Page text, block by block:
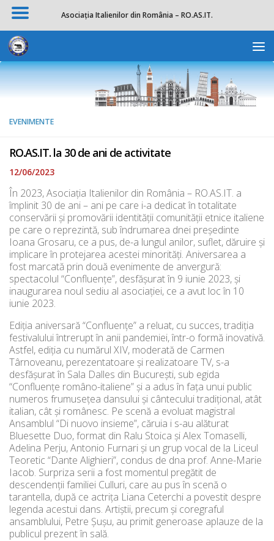
Skip to content
EVENIMENTE
RO.AS.IT. la 30 de ani de activitate
12/06/2023
În 2023, Asociația Italienilor din România – RO.AS.IT. a
împlinit 30 de ani – ani pe care i-a dedicat în totalitate
conservării și promovării identității comunității etnice italiene
pe care o reprezintă, sub îndrumarea dnei președinte
Ioana Grosaru, ce a pus, de-a lungul anilor, suflet, dăruire și
implicare în protejarea acestei minorități. Aniversarea a
fost marcată prin două evenimente de anvergură:
spectacolul “Confluențe”, desfășurat în 9 iunie 2023, și
inaugurarea noul sediu al asociației, ce a avut loc în 10
iunie 2023.
Ediția aniversară “Confluențe” a reluat, cu succes, tradiția
festivalului întrerupt în anii pandemiei, într-o formă inovativă.
Astfel, ediția cu numărul XIV, moderată de Carmen
Târnoveanu, perezentatoare și realizatoare TV, s-a
desfășurat în Sala Dalles din București, sub egida
“Confluențe româno-italiene” și a adus în fața unui public
numeros frumusețea dansului și cântecului tradițional, atât
italian, cât și românesc. Pe scenă a evoluat magistral
Ansamblul “Di nuovo insieme”, căruia i s-au alăturat
Bluesette Duo, format din Ralu Stoica și Alex Tomaselli,
Adelina Perju, Antonio Furnari și un grup vocal de la Liceul
Teoretic “Dante Alighieri”, condus de dna prof. Anne-Marie
Iacob. Surpriza serii a fost momentul pregătit de
descendenții familiei Culluri, care au pus în scenă o
tarantella, după ce actrița Liana Ceterchi a povestit despre
legenda acestui dans. Artiștii, precum și coregraful
ansamblului, Petre Şușu, au primit generoase aplauze de la
publicul prezent în sală.
Asociația Italienilor din România – RO.AS.IT.